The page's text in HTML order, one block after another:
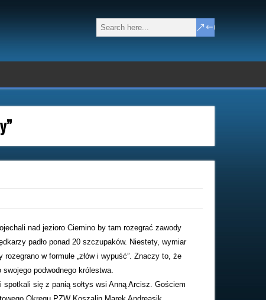
nad jezioro Ciemino by tam rozegrać zawody
padło ponad 20 szczupaków. Niestety, wymiar
w formule „złów i wypuść”. Znaczy to, że
podwodnego królestwa.
się z panią sołtys wsi Anną Arcisz. Gościem